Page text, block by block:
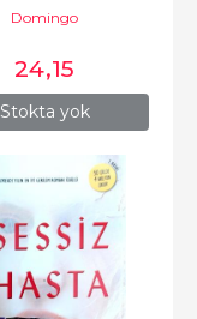
Stokta yok
Domingo
24,15